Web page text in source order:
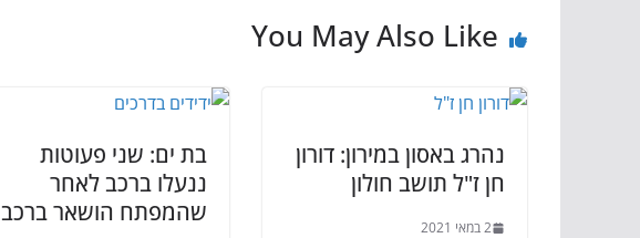
You May Also Like
נהרג באסון במירון: דורון
חן ז"ל תושב חולון
2 במאי 2021
בת ים: שני פעוטות
ננעלו ברכב לאחר
שהמפתח הושאר ברכב